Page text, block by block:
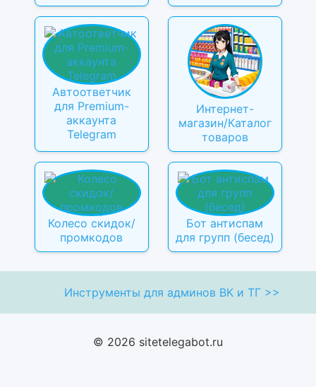
Автоответчик
для Premium-
аккаунта
Telegram
Интернет-
магазин/Каталог
товаров
Колесо скидок/
промкодов
Бот антиспам
для групп (бесед)
Инструменты для админов ВК и ТГ >>
© 2026 sitetelegabot.ru